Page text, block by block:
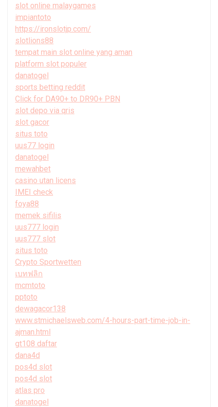
slot online malaygames
impiantoto
https://ironslotjp.com/
slotlions88
tempat main slot online yang aman
platform slot populer
danatogel
sports betting reddit
Click for DA90+ to DR90+ PBN
slot depo via qris
slot gacor
situs toto
uus77 login
danatogel
mewahbet
casino utan licens
IMEI check
foya88
memek sifilis
uus777 login
uus777 slot
situs toto
Crypto Sportwetten
เบทฟลิก
mcmtoto
pptoto
dewagacor138
www.stmichaelsweb.com/4-hours-part-time-job-in-
ajman.html
gt108 daftar
dana4d
pos4d slot
pos4d slot
atlas pro
danatogel